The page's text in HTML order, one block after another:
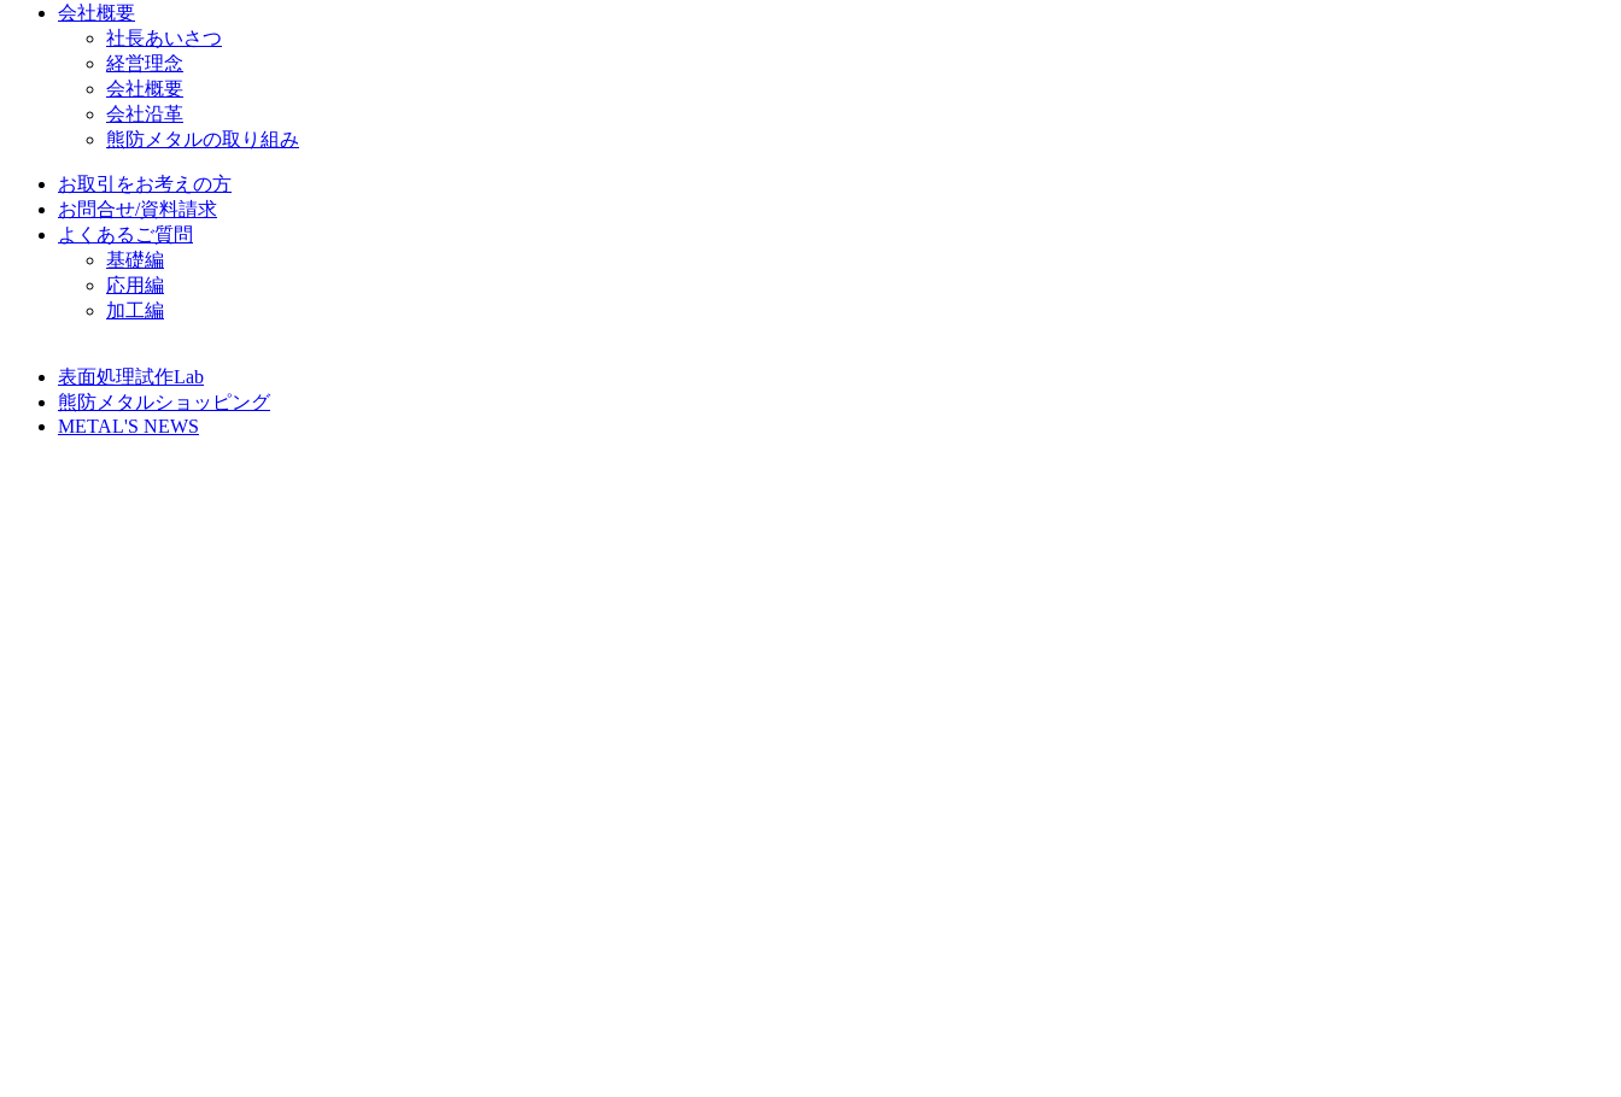
会社概要
社長あいさつ
経営理念
会社概要
会社沿革
熊防メタルの取り組み
お取引をお考えの方
お問合せ/資料請求
よくあるご質問
基礎編
応用編
加工編
表面処理試作Lab
熊防メタルショッピング
METAL'S NEWS